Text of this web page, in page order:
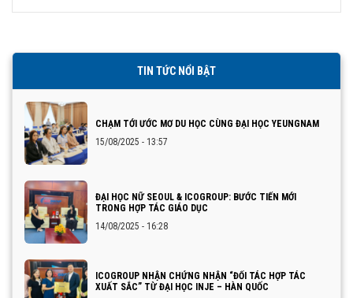
TIN TỨC NỔI BẬT
CHẠM TỚI ƯỚC MƠ DU HỌC CÙNG ĐẠI HỌC YEUNGNAM
15/08/2025 - 13:57
ĐẠI HỌC NỮ SEOUL & ICOGROUP: BƯỚC TIẾN MỚI
TRONG HỢP TÁC GIÁO DỤC
14/08/2025 - 16:28
ICOGROUP NHẬN CHỨNG NHẬN “ĐỐI TÁC HỢP TÁC
XUẤT SẮC” TỪ ĐẠI HỌC INJE – HÀN QUỐC